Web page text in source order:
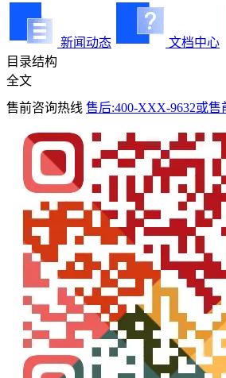
新闻动态 文档中心
目录结构
全文
售前咨询热线 售后:400-XXX-9632或售